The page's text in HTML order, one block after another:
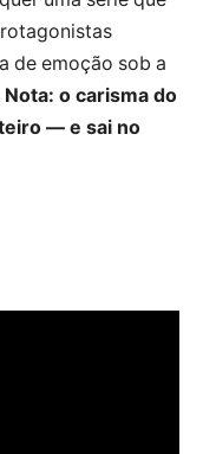
de emoção sob a
Nota: o carisma do
— e sai no